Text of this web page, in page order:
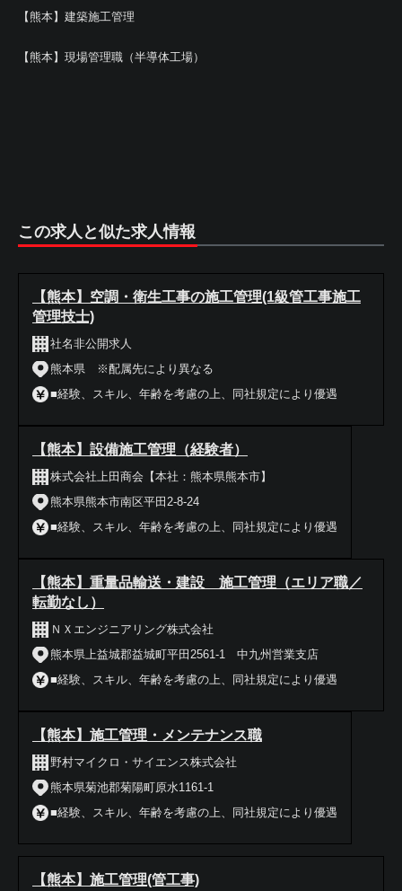
【熊本】建築施工管理
【熊本】現場管理職（半導体工場）
この求人と似た求人情報
【熊本】空調・衛生工事の施工管理(1級管工事施工
管理技士)
社名非公開求人
熊本県 ※配属先により異なる
■経験、スキル、年齢を考慮の上、同社規定により優遇
【熊本】設備施工管理（経験者）
株式会社上田商会【本社：熊本県熊本市】
熊本県熊本市南区平田2-8-24
■経験、スキル、年齢を考慮の上、同社規定により優遇
【熊本】重量品輸送・建設 施工管理（エリア職／
転勤なし）
ＮＸエンジニアリング株式会社
熊本県上益城郡益城町平田2561-1 中九州営業支店
■経験、スキル、年齢を考慮の上、同社規定により優遇
【熊本】施工管理・メンテナンス職
野村マイクロ・サイエンス株式会社
熊本県菊池郡菊陽町原水1161-1
■経験、スキル、年齢を考慮の上、同社規定により優遇
【熊本】施工管理(管工事)